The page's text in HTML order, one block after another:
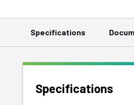
Specifications
Specifications